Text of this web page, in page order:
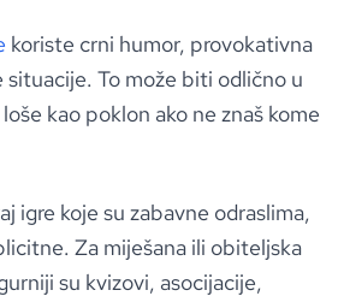
koriste crni humor, provokativna
To može biti odlično u
kao poklon ako ne znaš kome
igre koje su zabavne odraslima,
Za miješana ili obiteljska
su kvizovi, asocijacije,